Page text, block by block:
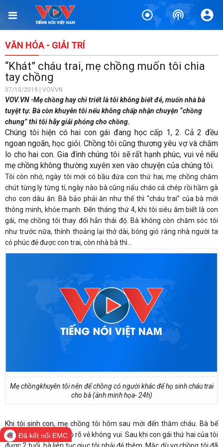
VĂN HÓA - GIẢI TRÍ
“Khát” cháu trai, mẹ chồng muốn tôi chia
tay chồng
07/10/2019 | VOVVN
VOV.VN -Mẹ chồng hay chì triết là tôi không biết đẻ, muốn nhà bà
tuyệt tự. Bà còn khuyên tôi nếu không chấp nhận chuyện “chồng
chung” thì tôi hãy giải phóng cho chồng.
Chúng tôi hiện có hai con gái đang học cấp 1, 2. Cả 2 đều
ngoan ngoãn, học giỏi. Chồng tôi cũng thương yêu vợ và chăm
lo cho hai con. Gia đình chúng tôi sẽ rất hạnh phúc, vui vẻ nếu
mẹ chồng không thường xuyên xen vào chuyện của chúng tôi.
Tôi còn nhớ, ngày tôi mới có bầu đứa con thứ hai, mẹ chồng chăm
chút từng ly từng tí, ngày nào bà cũng nấu cháo cá chép rồi hầm gà
cho con dâu ăn. Bà bảo phải ăn như thế thì “cháu trai” của bà mới
thông minh, khỏe mạnh. Đến tháng thứ 4, khi tôi siêu âm biết là con
gái, mẹ chồng tôi thay đổi hẳn thái độ. Bà không còn chăm sóc tôi
như trước nữa, thỉnh thoảng lại thở dài, bóng gió rằng nhà người ta
có phúc đẻ được con trai, còn nhà bà thì…
Mẹ chồngkhuyên tôi nên để chồng có người khác để họ sinh cháu trai
cho bà (ảnh minh họa- 24h)
Khi tôi sinh con, mẹ chồng tôi hôm sau mới đến thăm cháu. Bà bế
cháu nhưng mặt thì lộ rõ vẻ không vui. Sau khi con gái thứ hai của tôi
Đã kết nối EMC